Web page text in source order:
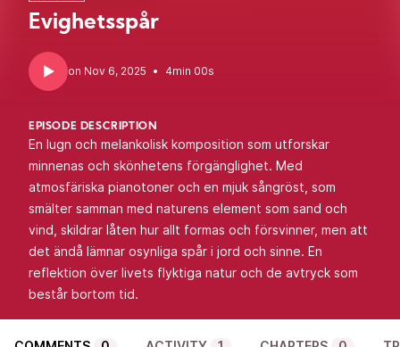
Evighetsspår
• 4min 00s
EPISODE DESCRIPTION
En lugn och melankolisk komposition som utforskar
minnenas och skönhetens förgänglighet. Med
atmosfäriska pianotoner och en mjuk sångröst, som
smälter samman med naturens element som sand och
vind, skildrar låten hur allt formas och försvinner, men att
det ändå lämnar osynliga spår i jord och sinne. En
reflektion över livets flyktiga natur och de avtryck som
består bortom tid.